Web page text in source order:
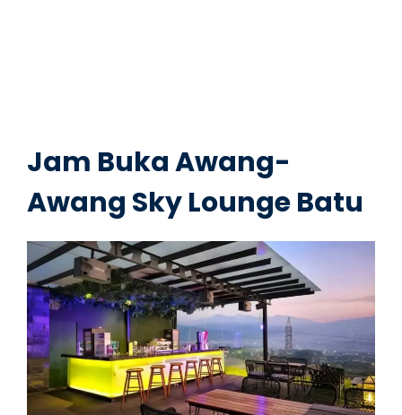
Jam Buka Awang-
Awang Sky Lounge Batu